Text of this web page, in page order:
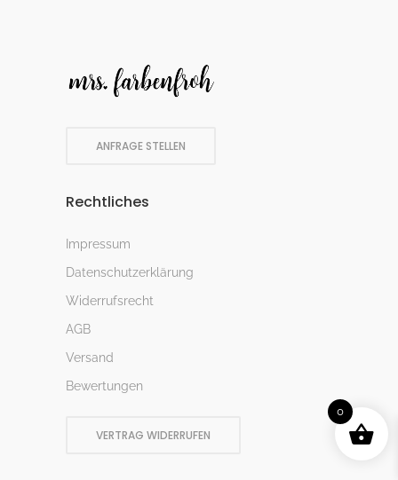
ANFRAGE STELLEN
Rechtliches
Impressum
Datenschutzerklärung
Widerrufsrecht
AGB
Versand
Bewertungen
VERTRAG WIDERRUFEN
0